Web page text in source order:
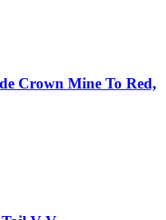
Crown Mine To Red,